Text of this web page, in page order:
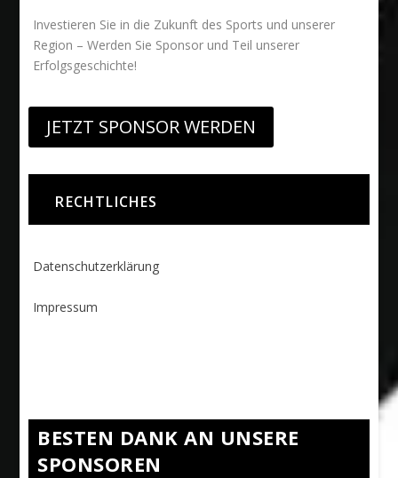
Investieren Sie in die Zukunft des Sports und unserer
Region – Werden Sie Sponsor und Teil unserer
Erfolgsgeschichte!
JETZT SPONSOR WERDEN
RECHTLICHES
Datenschutzerklärung
Impressum
BESTEN DANK AN UNSERE
SPONSOREN